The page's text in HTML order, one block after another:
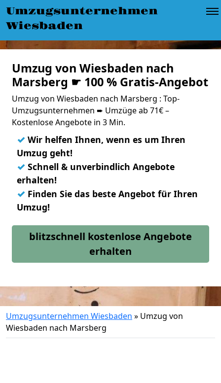
Umzugsunternehmen
Wiesbaden
Umzug von Wiesbaden nach
Marsberg ☛ 100 % Gratis-Angebot
Umzug von Wiesbaden nach Marsberg : Top-
Umzugsunternehmen ➨ Umzüge ab 71€ –
Kostenlose Angebote in 3 Min.
✓ Wir helfen Ihnen, wenn es um Ihren
Umzug geht!
✓ Schnell & unverbindlich Angebote
erhalten!
✓ Finden Sie das beste Angebot für Ihren
Umzug!
blitzschnell kostenlose Angebote
erhalten
Umzugsunternehmen Wiesbaden » Umzug von
Wiesbaden nach Marsberg